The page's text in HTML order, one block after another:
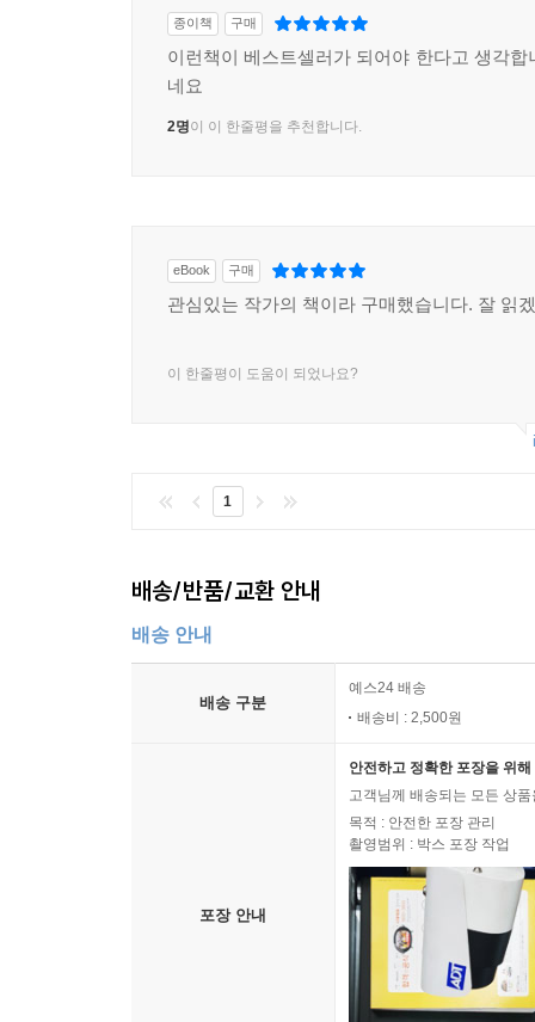
종이책 구매
이런책이 베스트셀러가 되어야 한다고 생각합
네요
2명이 이 한줄평을 추천합니다.
eBook 구매
관심있는 작가의 책이라 구매했습니다. 잘 읽
이 한줄평이 도움이 되었나요?
1
배송/반품/교환 안내
배송 안내
배송 구분
예스24 배송
배송비 : 2,500원
포장 안내
안전하고 정확한 포장을 위
고객님께 배송되는 모든 상
목적 : 안전한 포장 관리
촬영범위 : 박스 포장 작업